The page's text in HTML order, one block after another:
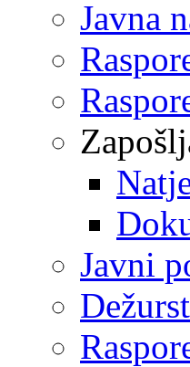
Javna
Javni